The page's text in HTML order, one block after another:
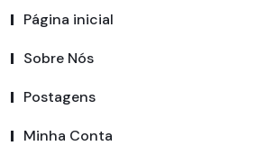
Página inicial
Sobre Nós
Postagens
Minha Conta